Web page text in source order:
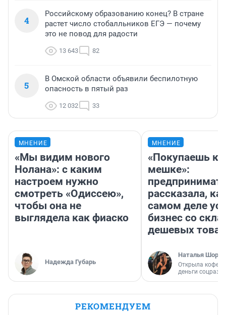
4
Российскому образованию конец? В стране
растет число стобалльников ЕГЭ — почему
это не повод для радости
13 643 82
5
В Омской области объявили беспилотную
опасность в пятый раз
12 032 33
МНЕНИЕ
«Мы видим нового
Нолана»: с каким
настроем нужно
смотреть «Одиссею»,
чтобы она не
выглядела как фиаско
Надежда Губарь
МНЕНИЕ
«Покупаешь
мешке»:
рассказала,
самом деле
бизнес со
дешевых
Наталья
Открыла
деньги
РЕКОМЕНДУЕМ